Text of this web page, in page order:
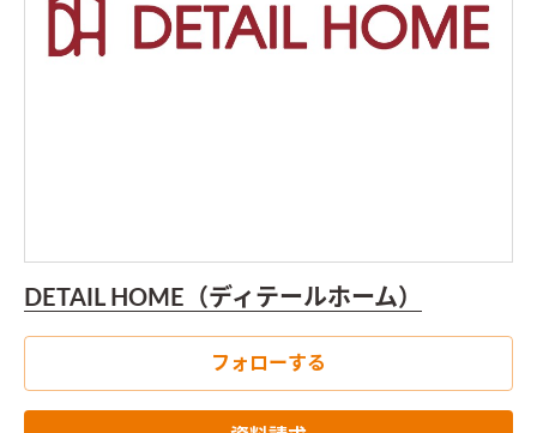
DETAIL HOME（ディテールホーム）
フォローする